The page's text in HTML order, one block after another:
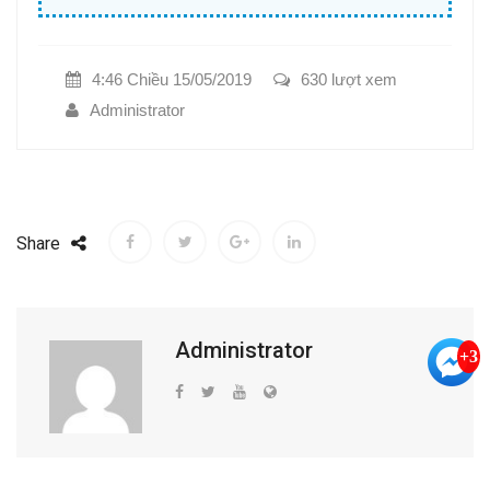
4:46 Chiều 15/05/2019
630 lượt xem
Administrator
Share
Administrator +3